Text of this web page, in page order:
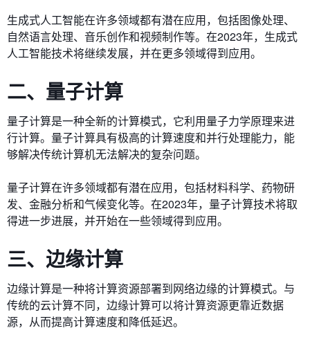
生成式人工智能在许多领域都有潜在应用，包括图像处理、
自然语言处理、音乐创作和视频制作等。在2023年，生成式
人工智能技术将继续发展，并在更多领域得到应用。
二、量子计算
量子计算是一种全新的计算模式，它利用量子力学原理来进
行计算。量子计算具有极高的计算速度和并行处理能力，能
够解决传统计算机无法解决的复杂问题。
量子计算在许多领域都有潜在应用，包括材料科学、药物研
发、金融分析和气候变化等。在2023年，量子计算技术将取
得进一步进展，并开始在一些领域得到应用。
三、边缘计算
边缘计算是一种将计算资源部署到网络边缘的计算模式。与
传统的云计算不同，边缘计算可以将计算资源更靠近数据
源，从而提高计算速度和降低延迟。